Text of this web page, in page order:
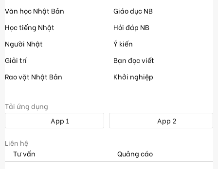
Văn học Nhật Bản
Học tiếng Nhật
Người Nhật
Giải trí
Rao vặt Nhật Bản
Giáo dục NB
Hỏi đáp NB
Ý kiến
Bạn đọc viết
Khởi nghiệp
Tải ứng dụng
App 1
App 2
Liên hệ
Tư vấn
Quảng cáo